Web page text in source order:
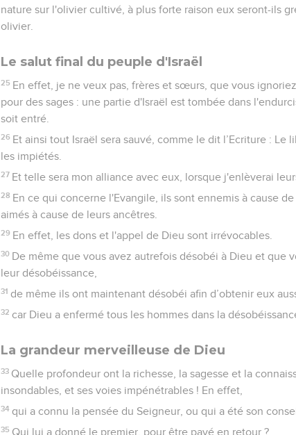
nature sur l'olivier cultivé, à plus forte raison eux seront-ils
olivier.
Le salut final du peuple d'Israël
25 En effet, je ne veux pas, frères et sœurs, que vous
pour des sages : une partie d'Israël est tombée dans
soit entré.
26 Et ainsi tout Israël sera sauvé, comme le dit l’Ecriture :
les impiétés.
27 Et telle sera mon alliance avec eux, lorsque j'enlèverai
28 En ce qui concerne l'Evangile, ils sont ennemis à cause
aimés à cause de leurs ancêtres.
29 En effet, les dons et l'appel de Dieu sont irrévocables.
30 De même que vous avez autrefois désobéi à Dieu et que
leur désobéissance,
31 de même ils ont maintenant désobéi afin d’obtenir eux
32 car Dieu a enfermé tous les hommes dans la
La grandeur merveilleuse de Dieu
33 Quelle profondeur ont la richesse, la sagesse et la
insondables, et ses voies impénétrables ! En effet,
34 qui a connu la pensée du Seigneur, ou qui a été son
35 Qui lui a donné le premier, pour être payé en retour ?